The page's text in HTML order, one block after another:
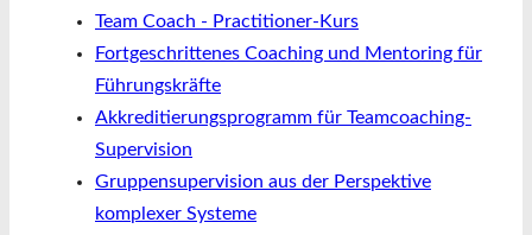
Team Coach - Practitioner-Kurs
Fortgeschrittenes Coaching und Mentoring für
Führungskräfte
Akkreditierungsprogramm für Teamcoaching-
Supervision
Gruppensupervision aus der Perspektive
komplexer Systeme